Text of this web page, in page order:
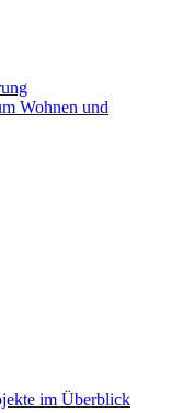
Wohnen und
im Überblick